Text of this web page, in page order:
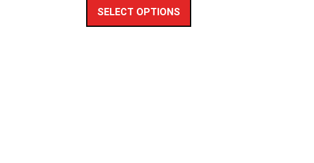
SELECT OPTIONS